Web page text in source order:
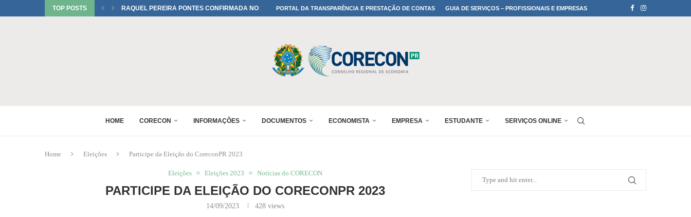
TOP POSTS RAQUEL PEREIRA PONTES CONFIRMADA NO 30º ENESULPORTAL DA TRANSPARÊNCIA E PRESTAÇÃO DE CONTAS GUIA DE SERVIÇOS – PROFISSIONAIS E EMPRESAS
HOME CORECON INFORMAÇÕES DOCUMENTOS ECONOMISTA EMPRESA ESTUDANTE SERVIÇOS ONLINE
Home Eleições Participe da Eleição do CoreconPR 2023
Eleições Eleições 2023 Notícias do CORECON
PARTICIPE DA ELEIÇÃO DO CORECONPR 2023
14/09/2023 428views